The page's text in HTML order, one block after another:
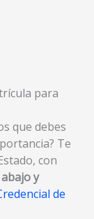
para
que debes
Te
con
y
de